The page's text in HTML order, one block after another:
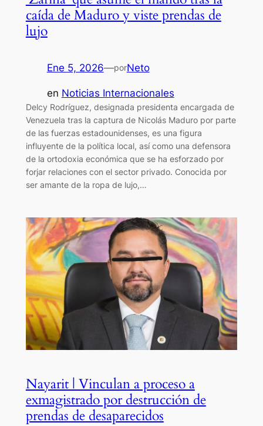
caída de Maduro y viste prendas de
lujo
Ene 5, 2026—porNeto
en Noticias Internacionales
Delcy Rodríguez, designada presidenta encargada de
Venezuela tras la captura de Nicolás Maduro por parte
de las fuerzas estadounidenses, es una figura
influyente de la política local, así como una defensora
de la ortodoxia económica que se ha esforzado por
forjar relaciones con el sector privado. Conocida por
ser amante de la ropa de lujo,…
Nayarit | Vinculan a proceso a
exmagistrado por destrucción de
prendas de desaparecidos